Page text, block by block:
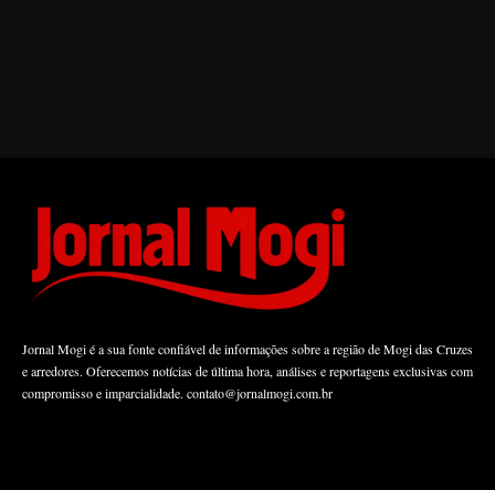
Jornal Mogi é a sua fonte confiável de informações sobre a região de Mogi das Cruzes
e arredores. Oferecemos notícias de última hora, análises e reportagens exclusivas com
compromisso e imparcialidade. contato@jornalmogi.com.br